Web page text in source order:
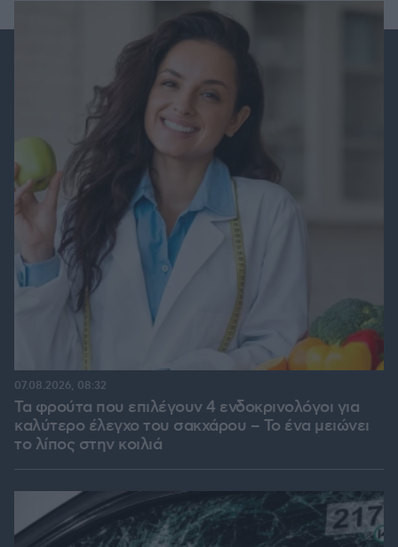
Τα φρούτα που επιλέγουν 4 ενδοκρινολόγοι για
καλύτερο έλεγχο του σακχάρου – Το ένα μειώνει
το λίπος στην κοιλιά
07.08.2026, 08:32